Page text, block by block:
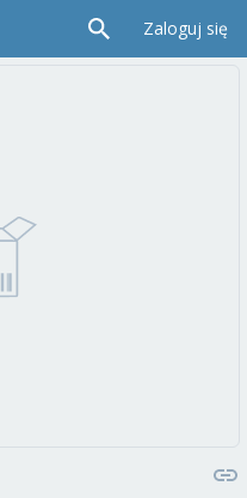
Zaloguj się